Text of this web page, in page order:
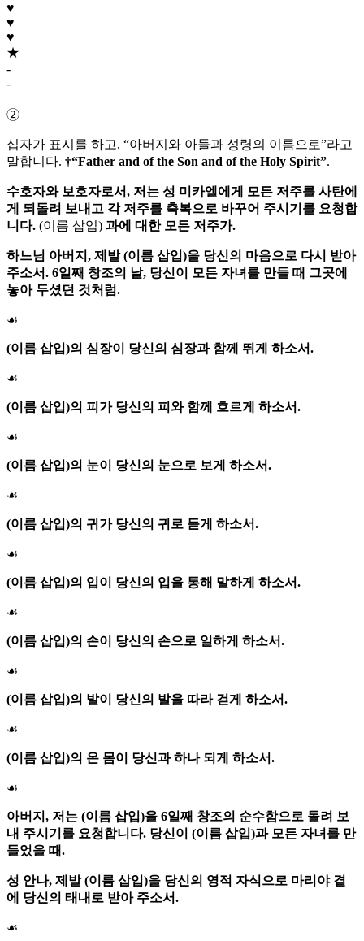
♥
♥
♥
★
-
-
➁
십자가 표시를 하고, “아버지와 아들과 성령의 이름으로”라고
말합니다. †“Father and of the Son and of the Holy Spirit”.
수호자와 보호자로서, 저는 성 미카엘 에게 모든 저주를 사탄에
게 되돌려 보내고 각 저주를 축복으로 바꾸어 주시기를 요청합
니다. (이름 삽입) 과에 대한 모든 저주가.
하느님 아버지 , 제발 (이름 삽입)을 당신의 마음으로 다시 받아
주소서. 6일째 창조의 날, 당신이 모든 자녀를 만들 때 그곳에
놓아 두셨던 것처럼.
☙
(이름 삽입)의 심장이 당신의 심장과 함께 뛰게 하소서.
☙
(이름 삽입)의 피가 당신의 피와 함께 흐르게 하소서.
☙
(이름 삽입)의 눈이 당신의 눈으로 보게 하소서.
☙
(이름 삽입)의 귀가 당신의 귀로 듣게 하소서.
☙
(이름 삽입)의 입이 당신의 입을 통해 말하게 하소서.
☙
(이름 삽입)의 손이 당신의 손으로 일하게 하소서.
☙
(이름 삽입)의 발이 당신의 발을 따라 걷게 하소서.
☙
(이름 삽입)의 온 몸이 당신과 하나 되게 하소서.
☙
아버지, 저는 (이름 삽입)을 6일째 창조의 순수함으로 돌려 보
내 주시기를 요청합니다. 당신이 (이름 삽입)과 모든 자녀를 만
들었을 때.
성 안나, 제발 (이름 삽입)을 당신의 영적 자식으로 마리야 곁
에 당신의 태내로 받아 주소서.
☙